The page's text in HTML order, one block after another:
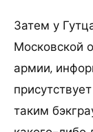
Затем у
Московской
армии,
таким